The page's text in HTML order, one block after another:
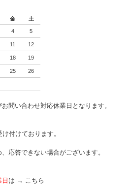
金 土
4 5
11 12
18 19
25 26
問い合わせ対応休業日となります。
付けております。
応答できない場合がございます。
は → こちら